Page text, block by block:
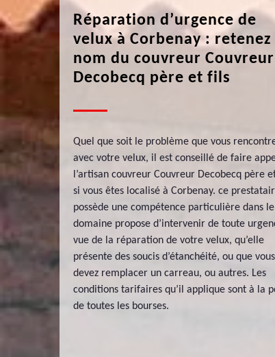
Réparation d’urgence de
velux à Corbenay : retenez
nom du couvreur Couvreur
Decobecq père et fils
Quel que soit le problème que vous
avec votre velux, il est conseillé de faire
l’artisan couvreur Couvreur Decobecq père
si vous êtes localisé à Corbenay. ce
possède une compétence particulière dans le
domaine propose d’intervenir de toute
vue de la réparation de votre velux, qu’elle
présente des soucis d’étanchéité, ou que vous
devez remplacer un carreau, ou autres. Les
conditions tarifaires qu’il applique sont à la
de toutes les bourses.